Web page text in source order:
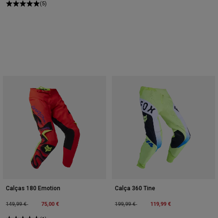
(5)
Calças 180 Emotion
Price reduced from
149,99 €to 75,00 €
Calça 360 Tine
Price reduced from
199,99 €to 119,99 €